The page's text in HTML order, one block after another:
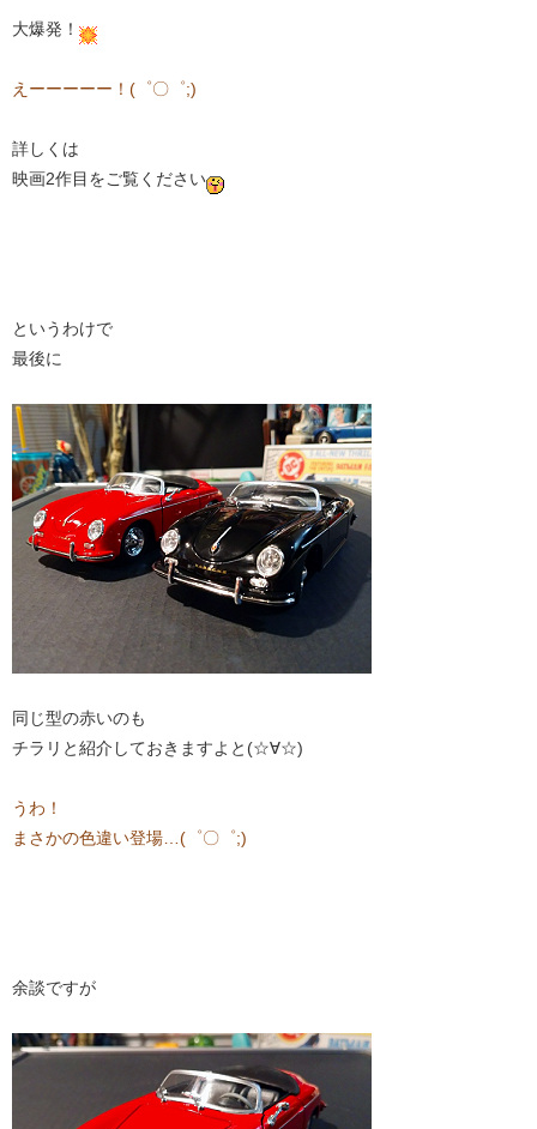
大爆発！
えーーーーー！(゜〇゜;)
詳しくは
映画2作目をご覧ください
というわけで
最後に
同じ型の赤いのも
チラリと紹介しておきますよと(☆∀☆)
うわ！
まさかの色違い登場…(゜〇゜;)
余談ですが